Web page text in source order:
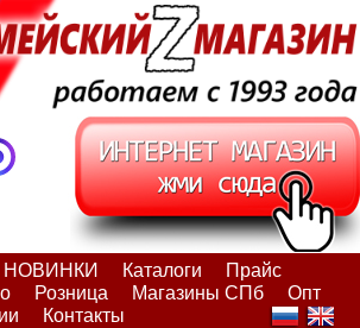
НОВИНКИ Каталоги
Прайс
Розница Магазины СПб
Опт
Контакты